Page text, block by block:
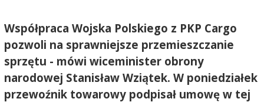
Współpraca Wojska Polskiego z PKP Cargo
pozwoli na sprawniejsze przemieszczanie
sprzętu - mówi wiceminister obrony
narodowej Stanisław Wziątek. W poniedziałek
przewoźnik towarowy podpisał umowę w tej